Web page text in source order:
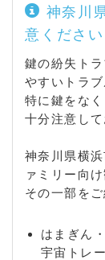
神奈川
意ください
鍵の紛失ト
やすいトラ
特に鍵をな
十分注意して
神奈川県横
ァミリー向
その一部をご
はまぎん
宇宙トレ